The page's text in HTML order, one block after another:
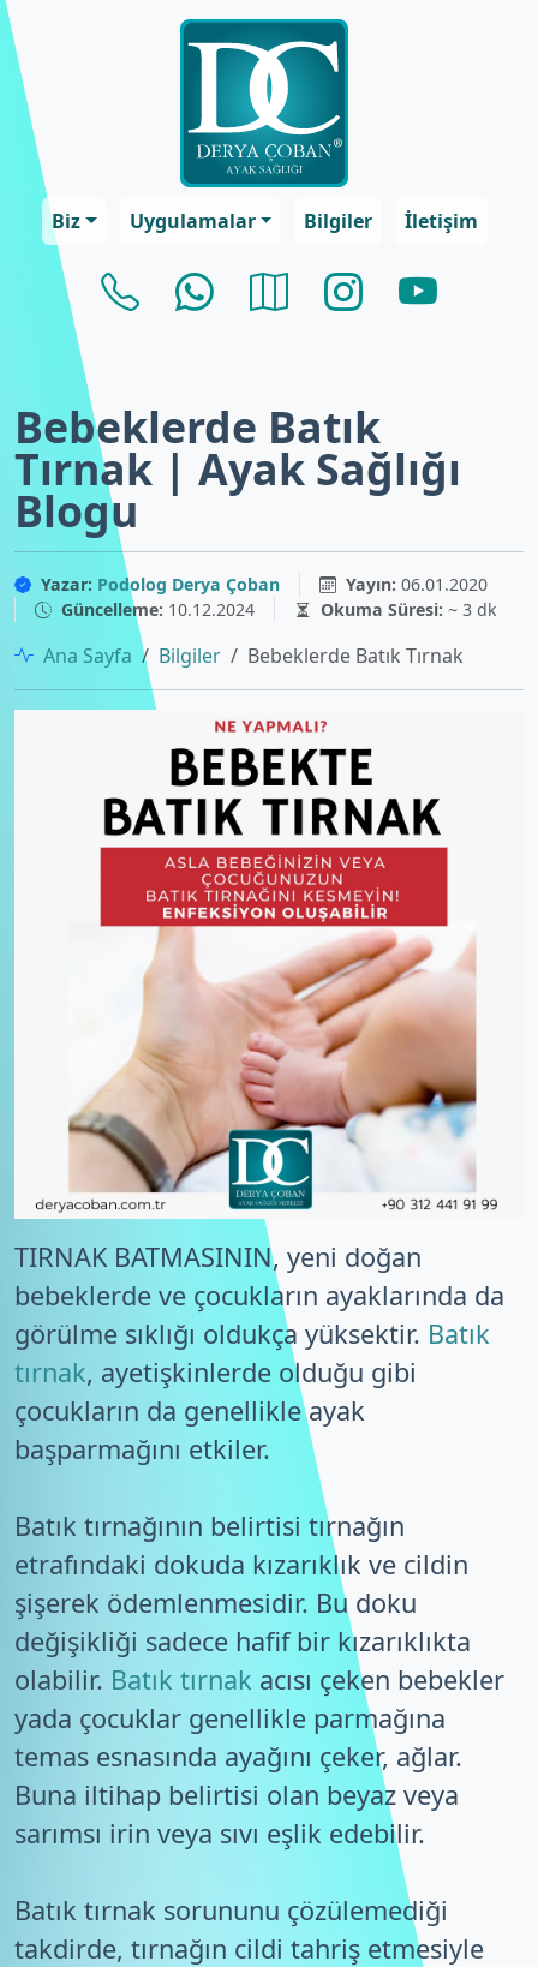
Biz Uygulamalar Bilgiler İletişim
Bebeklerde Batık
Tırnak | Ayak Sağlığı
Blogu
Yazar: Podolog Derya Çoban Yayın: 06.01.2020
Güncelleme: 10.12.2024 Okuma Süresi: ~ 3 dk
Ana Sayfa Bilgiler Bebeklerde Batık Tırnak
TIRNAK BATMASININ, yeni doğan
bebeklerde ve çocukların ayaklarında da
görülme sıklığı oldukça yüksektir. Batık
tırnak, ayetişkinlerde olduğu gibi
çocukların da genellikle ayak
başparmağını etkiler.
Batık tırnağının belirtisi tırnağın
etrafındaki dokuda kızarıklık ve cildin
şişerek ödemlenmesidir. Bu doku
değişikliği sadece hafif bir kızarıklıkta
olabilir. Batık tırnak acısı çeken bebekler
yada çocuklar genellikle parmağına
temas esnasında ayağını çeker, ağlar.
Buna iltihap belirtisi olan beyaz veya
sarımsı irin veya sıvı eşlik edebilir.
Batık tırnak sorununu çözülemediği
takdirde, tırnağın cildi tahriş etmesiyle